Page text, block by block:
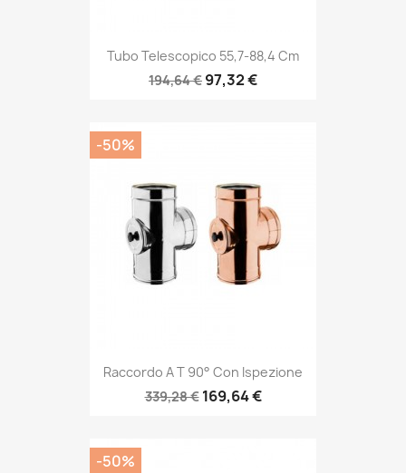
Tubo Telescopico 55,7-88,4 Cm
194,64 € 97,32 €
Raccordo A T 90° Con Ispezione
339,28 € 169,64 €
-50%
-50%